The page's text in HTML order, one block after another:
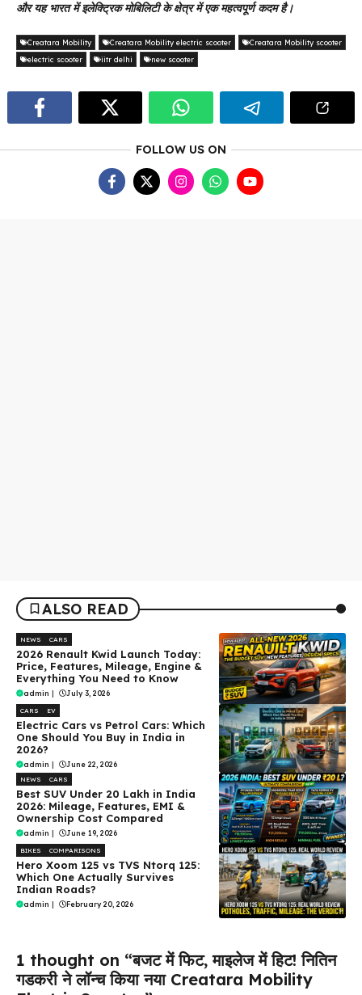
और यह भारत में इलेक्ट्रिक मोबिलिटी के क्षेत्र में एक महत्वपूर्ण कदम है।
Creatara Mobility Creatara Mobility electric scooter
Creatara Mobility scooter
electric scooter
iitr delhi new scooter
FOLLOW US ON
ALSO READ
NEWS CARS
2026 Renault Kwid Launch Today:
Price, Features, Mileage, Engine &
Everything You Need to Know
admin | July 3, 2026
CARS EV
Electric Cars vs Petrol Cars: Which
One Should You Buy in India in
2026?
admin | June 22, 2026
NEWS CARS
Best SUV Under ₹20 Lakh in India
2026: Mileage, Features, EMI &
Ownership Cost Compared
admin June 19, 2026
BIKES COMPARISONS
Hero Xoom 125 vs TVS Ntorq 125:
Which One Actually Survives
Indian Roads?
admin February 20, 2026
1 thought on “बजट में फिट, माइलेज में हिट! नितिन
गडकरी ने लॉन्च किया नया Creatara Mobility